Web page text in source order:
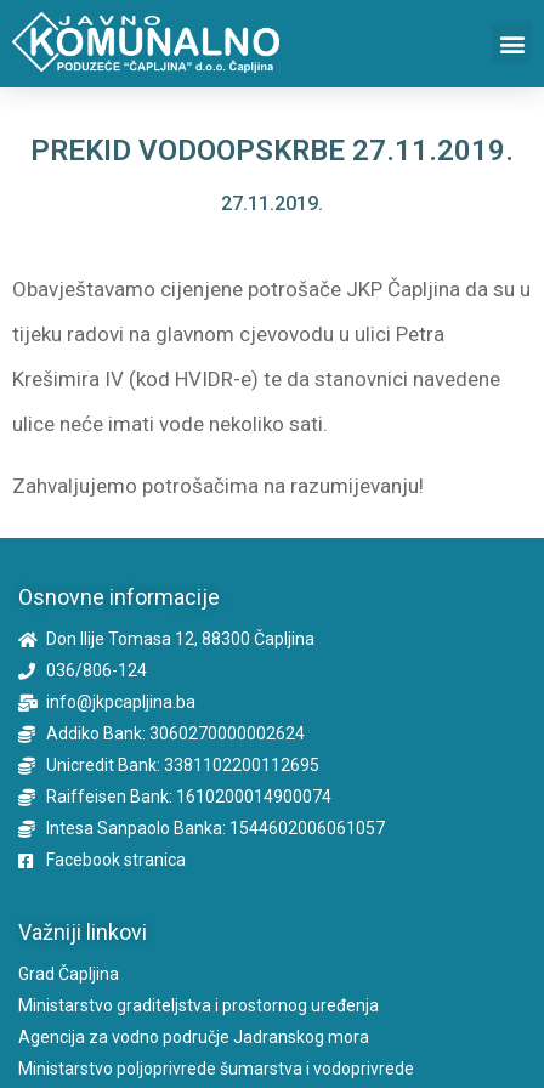
PREKID VODOOPSKRBE 27.11.2019.
27.11.2019.
Obavještavamo cijenjene potrošače JKP Čapljina da su u
tijeku radovi na glavnom cjevovodu u ulici Petra
Krešimira IV (kod HVIDR-e) te da stanovnici navedene
ulice neće imati vode nekoliko sati.
Zahvaljujemo potrošačima na razumijevanju!
Osnovne informacije
Don Ilije Tomasa 12, 88300 Čapljina
036/806-124
info@jkpcapljina.ba
Addiko Bank: 3060270000002624
Unicredit Bank: 3381102200112695
Raiffeisen Bank: 1610200014900074
Intesa Sanpaolo Banka: 1544602006061057
Facebook stranica
Važniji linkovi
Grad Čapljina
Ministarstvo graditeljstva i prostornog uređenja
Agencija za vodno područje Jadranskog mora
Ministarstvo poljoprivrede šumarstva i vodoprivrede